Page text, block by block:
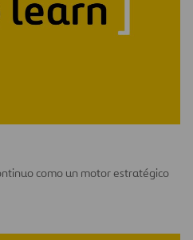
como un motor estratégico